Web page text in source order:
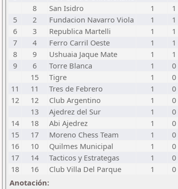
8
San Isidro 1 1
5
2 Fundacion Navarro Viola 1 1
6
3 Republica Martelli 1 1
7
4 Ferro Carril Oeste 1 1
8
9 Ushuaia Jaque Mate 1 1
9
6 Torre Blanca 1 0
15
Tigre 1 0
11
11 Tres de Febrero 1 0
12
12 Club Argentino 1 0
13
Ajedrez del Sur 1 0
14
18 Abi Ajedrez 1 0
15
17 Moreno Chess Team 1 0
16
10 Quilmes Municipal 1 0
17
14 Tacticos y Estrategas 1 0
18
16 Club Villa Del Parque 1 0
Anotación: